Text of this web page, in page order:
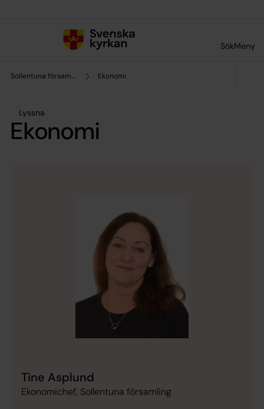
SökMeny
Sollentuna församling Ekonomi
Lyssna
Ekonomi
Tine Asplund
Ekonomichef, Sollentuna församling